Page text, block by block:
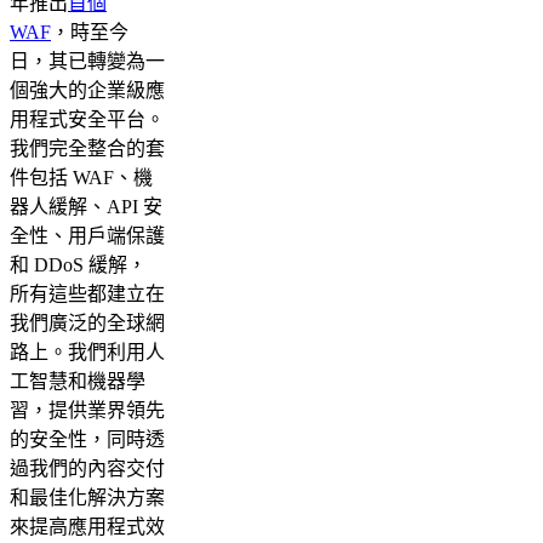
WAF ，時至今
日，其已轉變為一
個強大的企業級應
用程式安全平台。
我們完全整合的套
件包括 WAF、機
器人緩解、API 安
全性、用戶端保護
和 DDoS 緩解，
所有這些都建立在
我們廣泛的全球網
路上。我們利用人
工智慧和機器學
習，提供業界領先
的安全性，同時透
過我們的內容交付
和最佳化解決方案
來提高應用程式效